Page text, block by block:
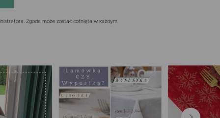
Zgoda może zostać cofnięta w każdym